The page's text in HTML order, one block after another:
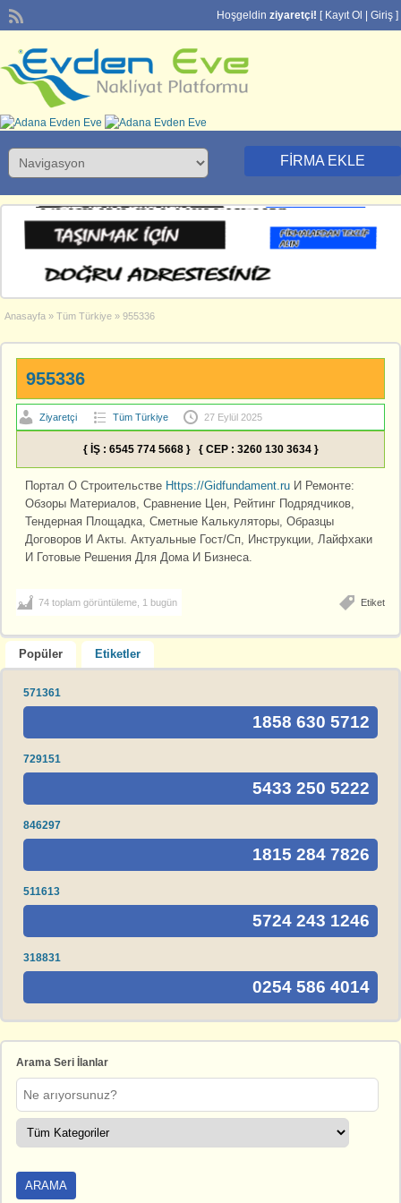
Hoşgeldin ziyaretçi! [ Kayıt Ol Giriş ]
FIRMA EKLE
Anasayfa » Tüm Türkiye » 955336
955336
Ziyaretçi Tüm Türkiye 27 Eylül 2025
{ İŞ : 6545 774 5668 } { CEP : 3260 130 3634 }
Портал О Строительстве Https://Gidfundament.ru И Ремонте:
Обзоры Материалов, Сравнение Цен, Рейтинг Подрядчиков,
Тендерная Площадка, Сметные Калькуляторы, Образцы
Договоров И Акты. Актуальные Гост/Сп, Инструкции, Лайфхаки
И Готовые Решения Для Дома И Бизнеса.
Etiket
74 toplam görüntüleme, 1 bugün
Popüler Etiketler
571361
1858 630 5712
729151
5433 250 5222
846297
1815 284 7826
511613
5724 243 1246
318831
0254 586 4014
Arama Seri İlanlar